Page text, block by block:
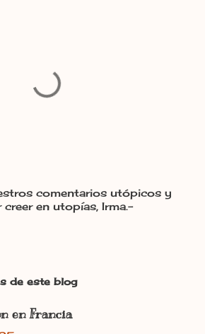
comentarios utópicos y
en utopías, Irma.-
de este blog
en Francia